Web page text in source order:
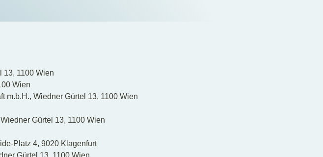
13, 1100 Wien
Wien
m.b.H., Wiedner Gürtel 13, 1100 Wien
Gürtel 13, 1100 Wien
Platz 4, 9020 Klagenfurt
Gürtel 13, 1100 Wien